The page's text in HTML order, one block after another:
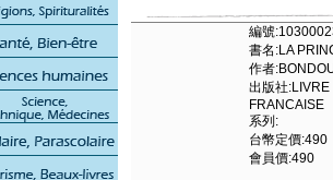
編號
書名:LA
作者
出版社
FRANCAISE
系列:
台幣定價:490
會員價:490